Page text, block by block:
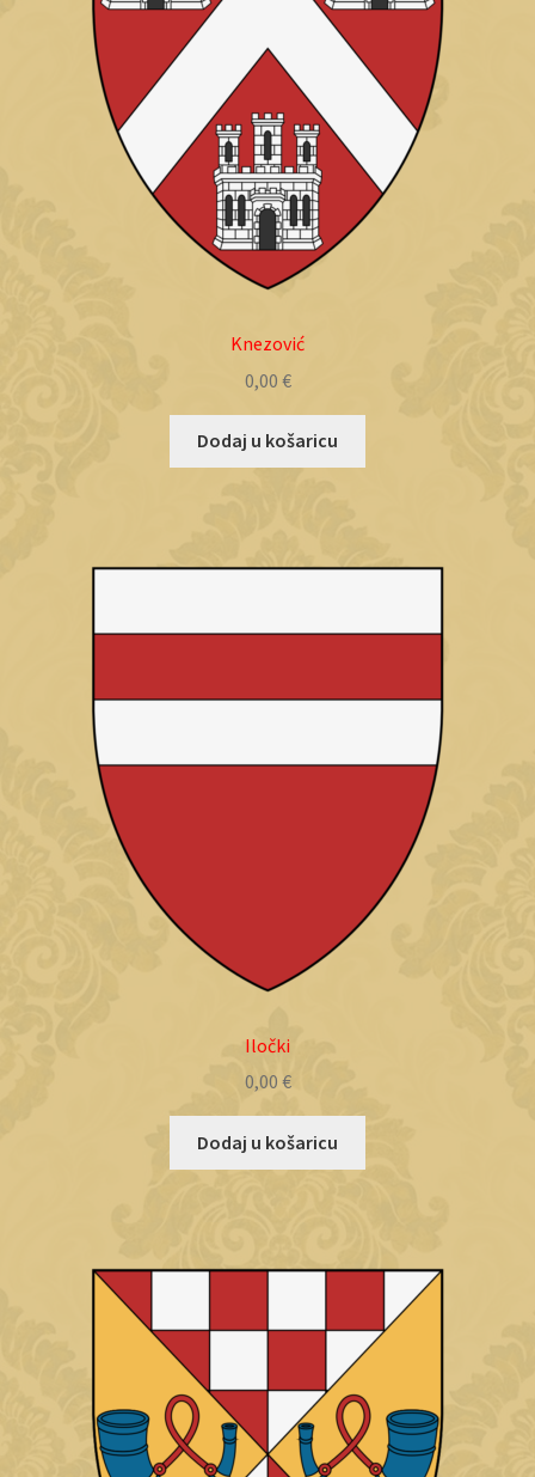
Knezović
0,00 €
Dodaj u košaricu
Iločki
0,00 €
Dodaj u košaricu